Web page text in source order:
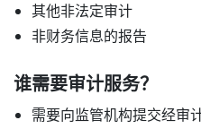
其他非法定审计
非财务信息的报告
谁需要审计服务？
需要向监管机构提交经审